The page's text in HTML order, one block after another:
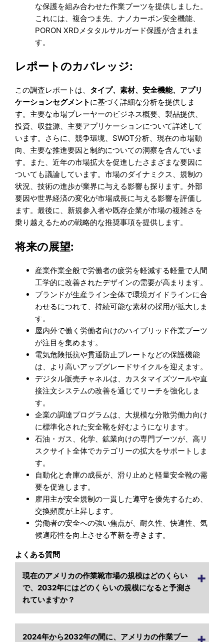
な保護を組み合わせた作業ブーツを提供しました。
これには、複合つま先、ナノカーボン安全機能、
PORON XRDメタタルサルガード保護が含まれま
す。
レポートのカバレッジ:
この調査レポートは、 タイプ、素材、安全機能、アプリ
ケーションセグメント に基づく詳細な分析を提供しま
す。主要な市場プレーヤーのビジネス概要、製品提供、
投資、収益源、主要アプリケーションについて詳述して
います。さらに、競争環境、SWOT分析、現在の市場動
向、主要な推進要因と制約についての洞察を含んでいま
す。また、近年の市場拡大を促進したさまざまな要因に
ついても議論しています。市場のダイナミクス、規制の
状況、技術の進歩が業界に与える影響も探ります。外部
要因や世界経済の変化が市場成長に与える影響を評価し
ます。最後に、新規参入者や既存企業が市場の複雑さを
乗り越えるための戦略的な推奨事項を提供します。
将来の展望:
産業作業全般で労働者の疲労を軽減する軽量で人間
工学的に改善されたデザインの需要が高まります。
ブランドが生産ライン全体で環境ガイドラインに合
わせるにつれて、持続可能な素材の採用が拡大しま
す。
屋内外で働く労働者向けのハイブリッド作業ブーツ
が注目を集めます。
電気危険抵抗や貫通防止プレートなどの保護機能
は、より高いアップグレードサイクルを迎えます。
デジタル販売チャネルは、カスタマイズツールや直
接注文システムの改善を通じてリーチを強化しま
す。
企業の調達プログラムは、大規模な分散労働力向け
に標準化された安全靴を好むようになります。
石油・ガス、化学、鉱業向けの専門ブーツが、高リ
スクサイト全体でカテゴリーの拡大をサポートしま
す。
自動化と倉庫の成長が、滑り止めと軽量安全靴の需
要を促進します。
雇用主が安全規制の一貫した遵守を優先するため、
交換頻度が上昇します。
労働者の安全への強い焦点が、耐久性、快適性、気
候適応性を向上させる革新を導きます。
よくある質問
現在のアメリカの作業靴市場の規模はどのくらい
で、2032年にはどのくらいの規模になると予測さ
れていますか？
2024年から2032年の間に、アメリカの作業ブー